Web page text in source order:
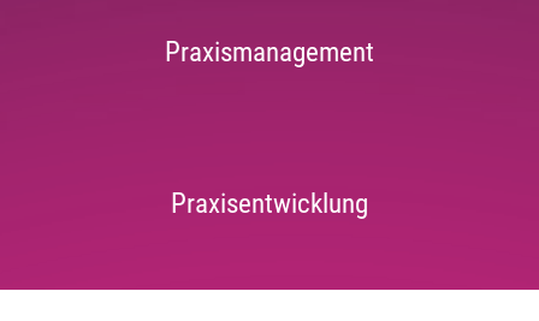
Praxismanagement
Praxisentwicklung